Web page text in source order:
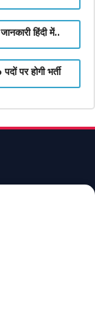
हिंदी में..
होगी भर्ती